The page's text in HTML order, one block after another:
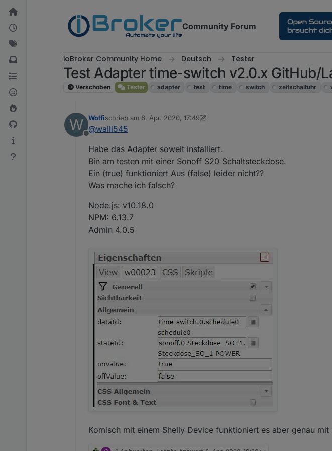
Weiter zum Inhalt
Community Forum
ioBroker Community Home Deutsch Tester
Test Adapter time-switch v2.0.x GitHub/
Verschoben Tester adapter test time switch zeitschaltuhr
W
Offline
Wolfischrieb am 6. Apr. 2020, 17:49
zuletzt editiert von Wolfi 4. Juni 2020, 20:10
@walli545
Habe das Adapter soweit installiert.
Bin am testen mit einer Sonoff S20 Schaltsteckdose.
Ein (true) funktioniert Aus (false) leider nicht??
Was mache ich falsch?
Node.js: v10.18.0
NPM: 6.13.7
Admin 4.0.5
Komisch mit einem Shelly Device funktioniert es aber genau